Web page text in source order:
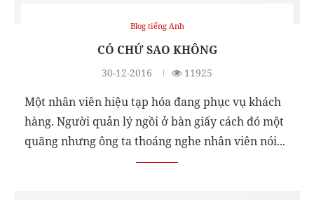
Blog tiếng Anh
CÓ CHỨ SAO KHÔNG
30-12-2016 11925
Một nhân viên hiệu tạp hóa đang phục vụ khách
hàng. Người quản lý ngồi ở bàn giấy cách đó một
quãng nhưng ông ta thoáng nghe nhân viên nói...